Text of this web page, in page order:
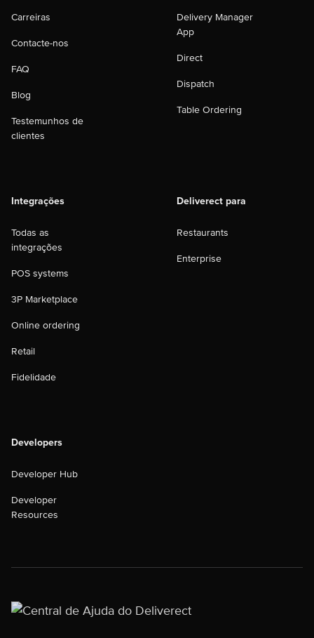
Carreiras
Contacte-nos
FAQ
Blog
Testemunhos de
clientes
Delivery Manager
App
Direct
Dispatch
Table Ordering
Integrações
Todas as
integrações
POS systems
3P Marketplace
Online ordering
Retail
Fidelidade
Deliverect para
Restaurants
Enterprise
Developers
Developer Hub
Developer
Resources